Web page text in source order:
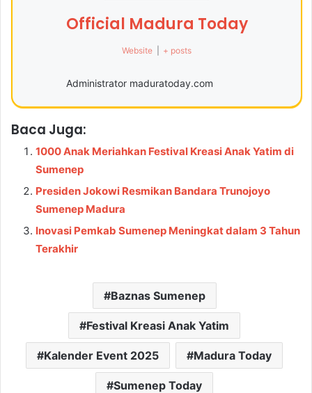
Official Madura Today
Website + posts
Administrator maduratoday.com
Baca Juga:
1000 Anak Meriahkan Festival Kreasi Anak Yatim di
Sumenep
Presiden Jokowi Resmikan Bandara Trunojoyo
Sumenep Madura
Inovasi Pemkab Sumenep Meningkat dalam 3 Tahun
Terakhir
Baznas Sumenep
Festival Kreasi Anak Yatim
Kalender Event 2025 Madura Today
Sumenep Today